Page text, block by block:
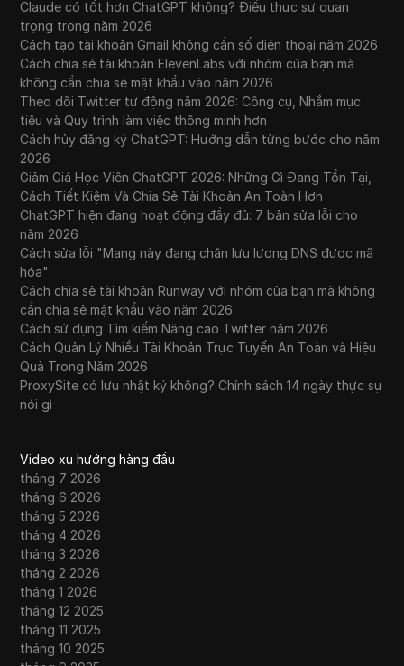
Claude có tốt hơn ChatGPT không? Điều thực sự quan
trọng trong năm 2026
Cách tạo tài khoản Gmail không cần số điện thoại năm 2026
Cách chia sẻ tài khoản ElevenLabs với nhóm của bạn mà
không cần chia sẻ mật khẩu vào năm 2026
Theo dõi Twitter tự động năm 2026: Công cụ, Nhắm mục
tiêu và Quy trình làm việc thông minh hơn
Cách hủy đăng ký ChatGPT: Hướng dẫn từng bước cho năm
2026
Giảm Giá Học Viên ChatGPT 2026: Những Gì Đang Tồn Tại,
Cách Tiết Kiệm Và Chia Sẻ Tài Khoản An Toàn Hơn
ChatGPT hiện đang hoạt động đầy đủ: 7 bản sửa lỗi cho
năm 2026
Cách sửa lỗi "Mạng này đang chặn lưu lượng DNS được mã
hóa"
Cách chia sẻ tài khoản Runway với nhóm của bạn mà không
cần chia sẻ mật khẩu vào năm 2026
Cách sử dụng Tìm kiếm Nâng cao Twitter năm 2026
Cách Quản Lý Nhiều Tài Khoản Trực Tuyến An Toàn và Hiệu
Quả Trong Năm 2026
ProxySite có lưu nhật ký không? Chính sách 14 ngày thực sự
nói gì
Video xu hướng hàng đầu
tháng 7 2026
tháng 6 2026
tháng 5 2026
tháng 4 2026
tháng 3 2026
tháng 2 2026
tháng 1 2026
tháng 12 2025
tháng 11 2025
tháng 10 2025